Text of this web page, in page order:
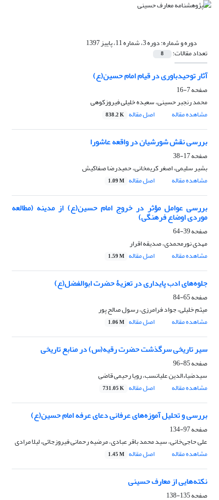
دوره و شماره:دوره 3، شماره 11، پاییز 1397
تعداد مقالات: 8
آثار توحیدباوری در قیام امام حسین(ع)
صفحه7-16
محمد رنجبر حسینی، سعیده خلیلی فیروزکوهی
مشاهده مقاله
اصل مقاله 838.2 K
بررسی نقش شورشیان در واقعه عاشورا
صفحه17-38
بشیر سلیمی، اصغر کریمخانی، حمیدرضا صفاکیش
مشاهده مقاله
اصل مقاله 1.09 M
بررسی عوامل مؤثر در خروج امام حسین(ع) از مدینه (مطالعه
موردی اوضاع فرهنگی)
صفحه39-64
مهدی نورمحمدی، صدیقه اقرار
مشاهده مقاله
اصل مقاله 1.59 M
جلوه‌های ادب پایداری در تعزیۀ حضرت ابوالفضل(ع)
صفحه65-84
میثم خلیلی، جواد فرامرزی، رسول صالح پور
مشاهده مقاله
اصل مقاله 1.06 M
سیر تاریخی سرگذشت حضرت رقیه(س) در منابع تاریخی
صفحه85-96
سیدضیاءالدین علیانسب، رویا رحیمی قاضی
مشاهده مقاله
اصل مقاله 731.05 K
بررسی و تحلیل آموزه‌های عرفانی دعای عرفه امام حسین(ع)
صفحه97-134
علی حاجی‌خانی، سید محمد باقر عبادی، مرضیه رحمانی فیروزجائی، لیلا مرادی
مشاهده مقاله
اصل مقاله 1.45 M
نکته‌هایی از معارف حسینی
صفحه135-138